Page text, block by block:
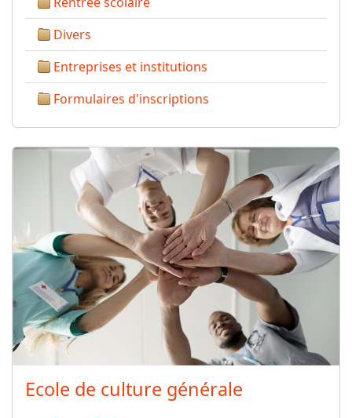
Divers
Entreprises et institutions
Formulaires d'inscriptions
Ecole de culture générale